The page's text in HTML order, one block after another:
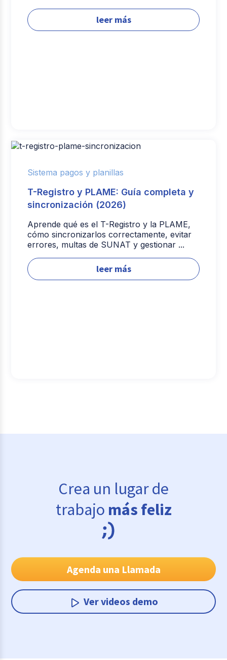
leer más
Sistema pagos y planillas
T-Registro y PLAME: Guía completa y
sincronización (2026)
Aprende qué es el T-Registro y la PLAME,
cómo sincronizarlos correctamente, evitar
errores, multas de SUNAT y gestionar ...
leer más
Crea un lugar de
trabajo más feliz
Agenda una Llamada
Ver videos demo